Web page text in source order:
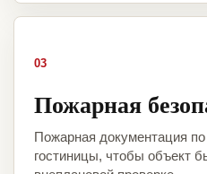
03
Пожарная
Пожарная документация
гостиницы, чтобы объект